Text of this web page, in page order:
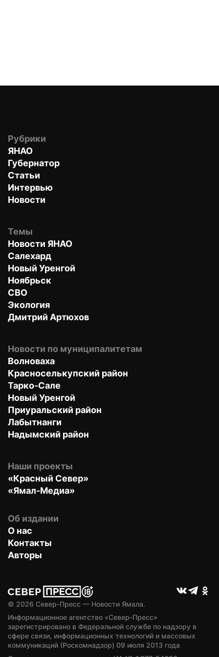
Рубрики
ЯНАО
Губернатор
Статьи
Интервью
Новости
Темы
Новости ЯНАО
Салехард
Новый Уренгой
Ноябрьск
СВО
Экология
Дмитрий Артюхов
Новости по муниципалитетам
Волноваха
Красноселькупский район
Тарко-Сале
Новый Уренгой
Приуральский район
Лабытнанги
Надымский район
Наши проекты
«Красный Север»
«Ямал-Медиа»
Об издании
О нас
Контакты
Авторы
© 2026 Север-Пресс — Новости Ямала.
Информационное агентство «Север-Пресс»
зарегистрировано в Федеральной службе по надзору в
сфере связи, информационных технологий и массовых
коммуникаций (Роскомнадзор) 09 июля 2013 года